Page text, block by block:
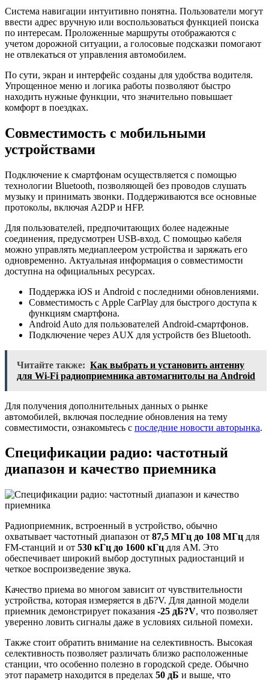
Система навигации интуитивно понятна. Пользователи могут
ввести адрес вручную или воспользоваться функцией поиска
по интересам. Проложенные маршруты отображаются с
учетом дорожной ситуации, а голосовые подсказки помогают
не отвлекаться от управления автомобилем.
По сути, экран и интерфейс созданы для удобства водителя.
Упрощенное меню и логика работы позволяют быстро
находить нужные функции, что значительно повышает
комфорт в поездках.
Совместимость с мобильными
устройствами
Подключение к смартфонам осуществляется с помощью
технологии Bluetooth, позволяющей без проводов слушать
музыку и принимать звонки. Поддерживаются все основные
протоколы, включая A2DP и HFP.
Для пользователей, предпочитающих более надежные
соединения, предусмотрен USB-вход. С помощью кабеля
можно управлять медиаплеером устройства и заряжать его
одновременно. Актуальная информация о совместимости
доступна на официальных ресурсах.
Поддержка iOS и Android с последними обновлениями.
Совместимость с Apple CarPlay для быстрого доступа к
функциям смартфона.
Android Auto для пользователей Android-смартфонов.
Подключение через AUX для устройств без Bluetooth.
Читайте также: Как выбрать и установить антенну
для Wi-Fi радиоприемника автомагнитолы на Android
Для получения дополнительных данных о рынке
автомобилей, включая последние обновления на тему
совместимости, ознакомьтесь с последние новости авторынка.
Спецификации радио: частотный
диапазон и качество приемника
Радиоприемник, встроенный в устройство, обычно
охватывает частотный диапазон от 87,5 МГц до 108 МГц для
FM-станций и от 530 кГц до 1600 кГц для AM. Это
обеспечивает широкий выбор доступных радиостанций и
четкое воспроизведение звука.
Качество приема во многом зависит от чувствительности
устройства, которая измеряется в дБ?V. Для данной модели
приемник демонстрирует показания -25 дБ?V, что позволяет
уверенно ловить сигналы даже в условиях сильной помехи.
Также стоит обратить внимание на селективность. Высокая
селективность позволяет различать близко расположенные
станции, что особенно полезно в городской среде. Обычно
этот параметр находится в пределах 50 дБ и выше, что